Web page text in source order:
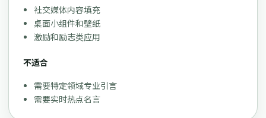
社交媒体内容填充
桌面小组件和壁纸
激励和励志类应用
不适合
需要特定领域专业引言
需要实时热点名言